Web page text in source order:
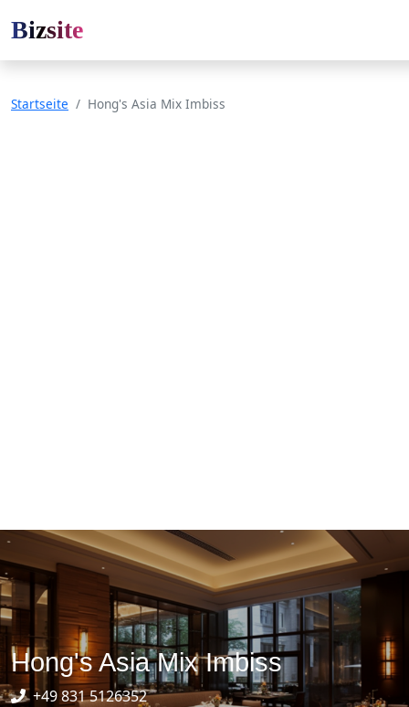
Bizsite
Startseite Hong's Asia Mix Imbiss
Hong's Asia Mix Imbiss
+49 831 5126352